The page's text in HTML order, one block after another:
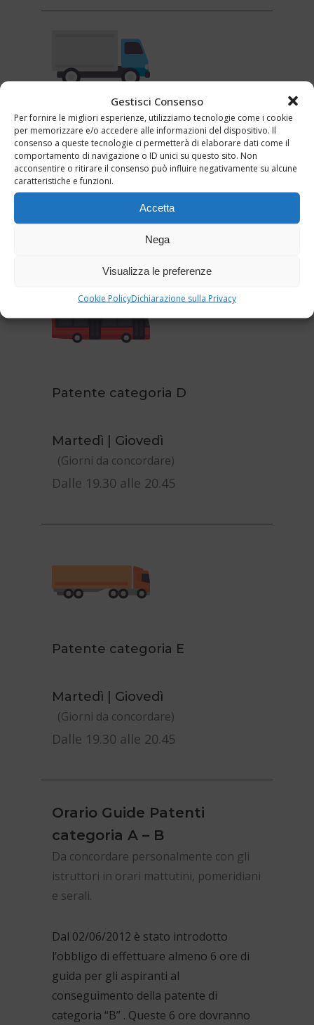
Gestisci Consenso
Per fornire le migliori esperienze, utilizziamo tecnologie come i cookie
per memorizzare e/o accedere alle informazioni del dispositivo. Il
consenso a queste tecnologie ci permetterà di elaborare dati come il
comportamento di navigazione o ID unici su questo sito. Non
acconsentire o ritirare il consenso può influire negativamente su alcune
caratteristiche e funzioni.
Accetta
Nega
Visualizza le preferenze
Cookie PolicyDichiarazione sulla Privacy
Patente categoria C
Martedì | Giovedì
(Giorni da concordare)
Dalle 19.30 alle 20.45
Patente categoria D
Martedì | Giovedì
(Giorni da concordare)
Dalle 19.30 alle 20.45
Patente categoria E
Martedì | Giovedì
(Giorni da concordare)
Dalle 19.30 alle 20.45
Orario Guide Patenti
categoria A – B
Da concordare personalmente con gli
istruttori in orari mattutini, pomeridiani
e serali.
Dal 02/06/2012 è stato introdotto
l’obbligo di effettuare almeno 6 ore di
guida per gli aspiranti al
conseguimento della patente di
categoria “B” . Queste 6 ore dovranno